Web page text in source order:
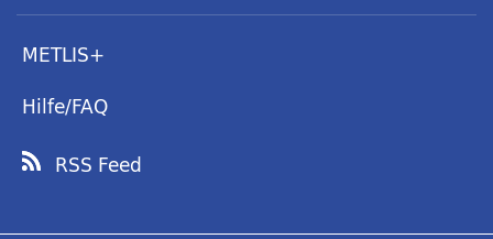
METLIS+
Hilfe/FAQ
RSS Feed